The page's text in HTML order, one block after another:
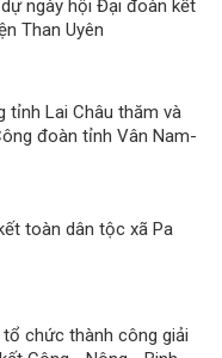
ngày hội Đại đoàn kết
Than Uyên
tỉnh Lai Châu thăm và
đoàn tỉnh Vân Nam-
toàn dân tộc xã Pa
chức thành công giải